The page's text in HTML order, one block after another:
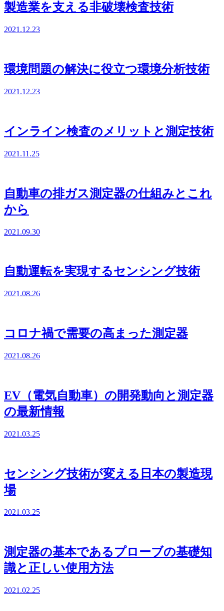
製造業を支える非破壊検査技術
2021.12.23
環境問題の解決に役立つ環境分析技術
2021.12.23
インライン検査のメリットと測定技術
2021.11.25
自動車の排ガス測定器の仕組みとこれ
から
2021.09.30
自動運転を実現するセンシング技術
2021.08.26
コロナ禍で需要の高まった測定器
2021.08.26
EV（電気自動車）の開発動向と測定器
の最新情報
2021.03.25
センシング技術が変える日本の製造現
場
2021.03.25
測定器の基本であるプローブの基礎知
識と正しい使用方法
2021.02.25